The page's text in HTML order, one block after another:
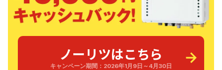
ノーリツはこちら
キャンペーン期間：2026年1月9日～4月30日